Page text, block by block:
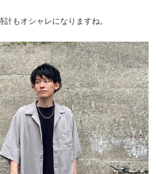
もオシャレになりますね。